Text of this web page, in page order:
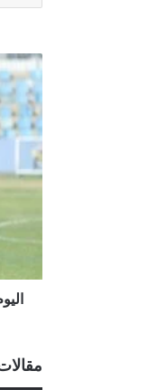
اليوم..
القوة
الجوية
يستهل
مشواره
الآسيوي
بلقاء